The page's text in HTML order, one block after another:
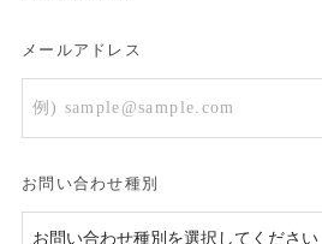
メールアドレス
お問い合わせ種別